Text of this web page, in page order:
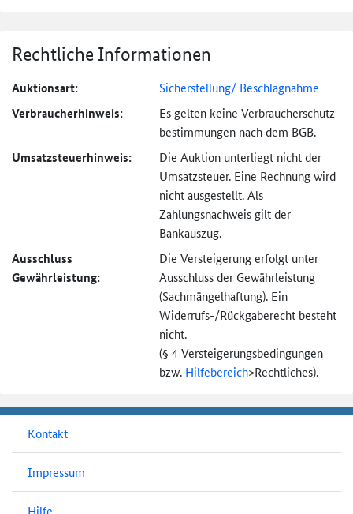
Rechtliche Informationen
Auktionsart: Sicherstellung/ Beschlagnahme
Verbraucher­hinweis:
Es gelten keine Verbraucher­schutz­
bestimmungen nach dem BGB.
Umsatzsteuer­hinweis:
Die Auktion unterliegt nicht der
Umsatzsteuer. Eine Rechnung wird
nicht ausgestellt. Als
Zahlungsnachweis gilt der
Bankauszug.
Ausschluss
Gewährleistung:
Die Versteigerung erfolgt unter
Ausschluss der Gewährleistung
(Sachmängel­haftung). Ein
Widerrufs-/Rückgaberecht besteht
nicht.
(§ 4 Versteigerungs­bedingungen
bzw. Hilfebereich>Rechtliches).
Kontakt
Impressum